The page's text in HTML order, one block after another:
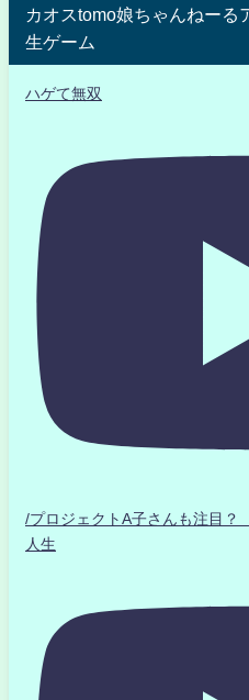
カオスtomo娘ちゃんねーる
生ゲーム
ハゲて無双
/プロジェクトA子さんも注目
人生